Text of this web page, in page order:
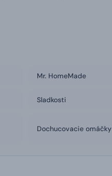
Mr. HomeMade
Sladkosti
Dochucovacie omáčky